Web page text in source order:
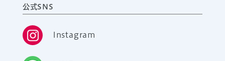
公式SNS
Instagram